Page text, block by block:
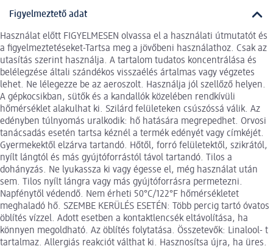
Figyelmeztető adat
Használat előtt FIGYELMESEN olvassa el a használati útmutatót és
a figyelmeztetéseket-Tartsa meg a jövőbeni használathoz. Csak az
utasítás szerint használja. A tartalom tudatos koncentrálása és
belélegzése általi szándékos visszaélés ártalmas vagy végzetes
lehet. Ne lélegezze be az aeroszolt. Használja jól szellőző helyen.
A gépkocsikban, sütők és a kandallók közelében rendkívüli
hőmérséklet alakulhat ki. Szilárd felületeken csúszóssá válik. Az
edényben túlnyomás uralkodik: hő hatására megrepedhet. Orvosi
tanácsadás esetén tartsa kéznél a termék edényét vagy címkéjét.
Gyermekektől elzárva tartandó. Hőtől, forró felületektől, szikrától,
nyílt lángtól és más gyújtóforrástól távol tartandó. Tilos a
dohányzás. Ne lyukassza ki vagy égesse el, még használat után
sem. Tilos nyílt lángra vagy más gyújtóforrásra permetezni.
Napfénytől védendő. Nem érheti 50°C/122°F hőmérsékletet
meghaladó hő. SZEMBE KERÜLÉS ESETÉN: Több percig tartó óvatos
öblítés vízzel. Adott esetben a kontaktlencsék eltávolítása, ha
könnyen megoldható. Az öblítés folytatása. Összetevők: Linalool- t
tartalmaz. Allergiás reakciót válthat ki. Hasznosítsa újra, ha üres.